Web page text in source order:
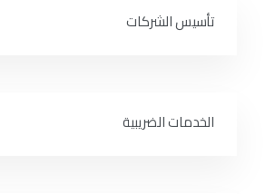
تأسيس الشركات
الخدمات الضريبية